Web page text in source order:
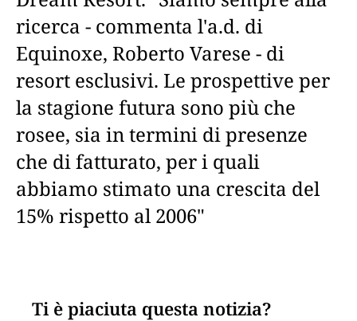
ricerca - commenta l'a.d. di
Equinoxe, Roberto Varese - di
resort esclusivi. Le prospettive per
la stagione futura sono più che
rosee, sia in termini di presenze
che di fatturato, per i quali
abbiamo stimato una crescita del
15% rispetto al 2006"
Ti è piaciuta questa notizia?